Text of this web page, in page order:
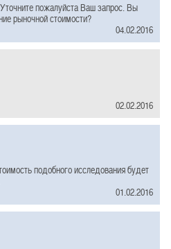
пожалуйста Ваш запрос. Вы
рыночной стоимости?
04.02.2016
02.02.2016
подобного исследования будет
01.02.2016